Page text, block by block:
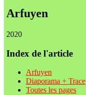
Arfuyen
2020
Index de l'article
Arfuyen
Diaporama + Trace
Toutes les pages